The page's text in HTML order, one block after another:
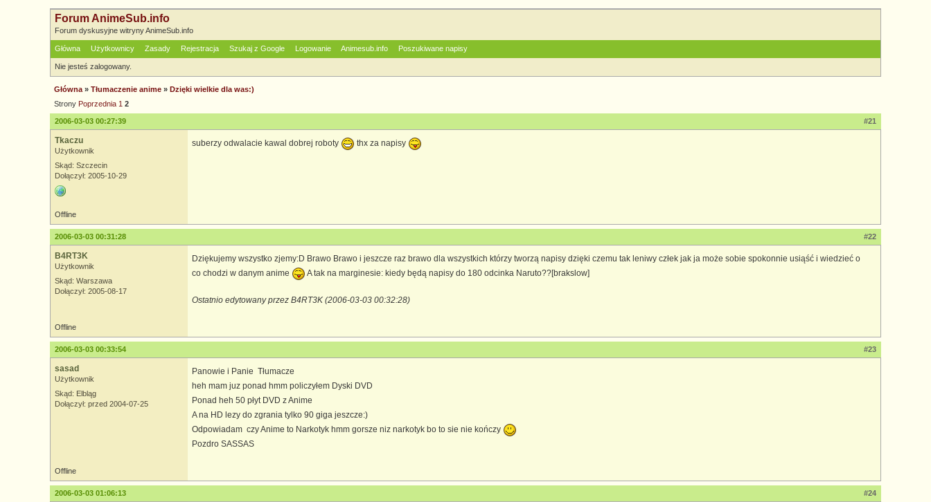
Forum AnimeSub.info
Forum dyskusyjne witryny AnimeSub.info
Główna Użytkownicy Zasady Rejestracja Szukaj z Google Logowanie Animesub.info Poszukiwane napisy
Nie jesteś zalogowany.
Główna » Tłumaczenie anime » Dzięki wielkie dla was:)
Strony Poprzednia 1 2
#21
2006-03-03 00:27:39
Tkaczu
Użytkownik
Skąd: Szczecin
Dołączył: 2005-10-29
suberzy odwalacie kawal dobrej roboty thx za napisy
Offline
#22
2006-03-03 00:31:28
B4RT3K
Użytkownik
Skąd: Warszawa
Dołączył: 2005-08-17
Dziękujemy wszystko zjemy:D Brawo Brawo i jeszcze raz brawo dla wszystkich którzy tworzą napisy dzięki czemu tak leniwy człek jak ja może sobie spokonnie usiąść i wiedzieć o
co chodzi w danym anime
A tak na marginesie: kiedy będą napisy do 180 odcinka Naruto??[brakslow]
Ostatnio edytowany przez B4RT3K (2006-03-03 00:32:28)
Offline
#23
2006-03-03 00:33:54
sasad
Użytkownik
Skąd: Elbląg
Dołączył: przed 2004-07-25
Panowie i Panie Tłumacze
heh mam juz ponad hmm policzyłem Dyski DVD
Ponad heh 50 płyt DVD z Anime
A na HD lezy do zgrania tylko 90 giga jeszcze:)
Odpowiadam czy Anime to Narkotyk hmm gorsze niz narkotyk bo to sie nie kończy
Pozdro SASSAS
Offline
#24
2006-03-03 01:06:13